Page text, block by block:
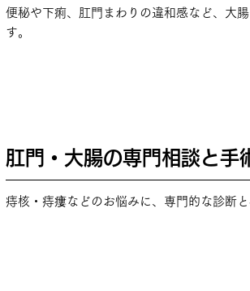
便秘や下痢、肛門まわりの違和感など、大
す。
肛門・大腸の専門相談と手
痔核・痔瘻などのお悩みに、専門的な診断